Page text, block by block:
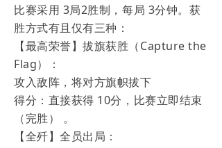
比赛采用 3局2胜制，每局 3分钟。获
胜方式有且仅有三种：
【最高荣誉】拔旗获胜（Capture the
Flag）：
攻入敌阵，将对方旗帜拔下
得分：直接获得 10分，比赛立即结束
（完胜） 。
【全歼】全员出局：